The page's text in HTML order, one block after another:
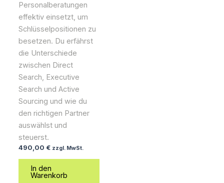
Personalberatungen
effektiv einsetzt, um
Schlüsselpositionen zu
besetzen. Du erfährst
die Unterschiede
zwischen Direct
Search, Executive
Search und Active
Sourcing und wie du
den richtigen Partner
auswählst und
steuerst.
490,00 € zzgl. MwSt.
In den
Warenkorb